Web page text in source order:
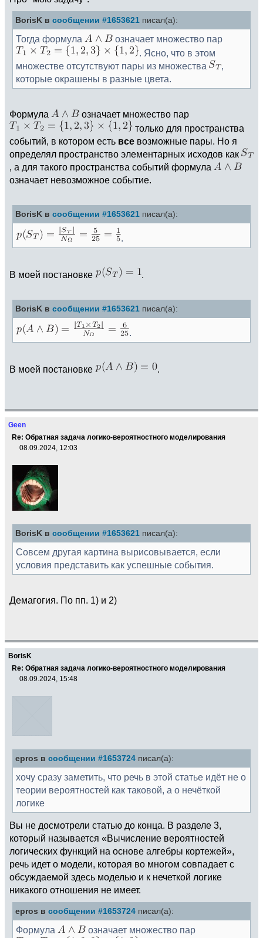
BorisK в сообщении #1653621 писал(а):
Тогда формула
означает множество пар
. Ясно, что в этом
множестве отсутствуют пары из множества
,
которые окрашены в разные цвета.
Формула
означает множество пар
только для пространства
событий, в котором есть все возможные пары. Но я
определял пространство элементарных исходов как
, а для такого пространства событий формула
означает невозможное событие.
BorisK в сообщении #1653621 писал(а):
.
В моей постановке .
BorisK в сообщении #1653621 писал(а):
.
В моей постановке .
Geen
Re: Обратная задача логико-вероятностного моделирования
08.09.2024, 12:03
BorisK в сообщении #1653621 писал(а):
Совсем другая картина вырисовывается, если
условия представить как успешные события.
Демагогия. По пп. 1) и 2)
BorisK
Re: Обратная задача логико-вероятностного моделирования
08.09.2024, 15:48
epros в сообщении #1653724 писал(а):
хочу сразу заметить, что речь в этой статье идёт не о
теории вероятностей как таковой, а о нечёткой
логике
Вы не досмотрели статью до конца. В разделе 3,
который называется «Вычисление вероятностей
логических функций на основе алгебры кортежей»,
речь идет о модели, которая во многом совпадает с
обсуждаемой здесь моделью и к нечеткой логике
никакого отношения не имеет.
epros в сообщении #1653724 писал(а):
Формула
означает множество пар